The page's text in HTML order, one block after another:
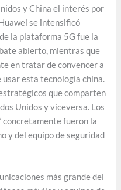
y China el interés por
se intensificó
la plataforma 5G fue la
abierto, mientras que
en tratar de convencer a
usar esta tecnología china.
que comparten
Unidos y viceversa. Los
concretamente fueron la
y del equipo de seguridad
más grande del